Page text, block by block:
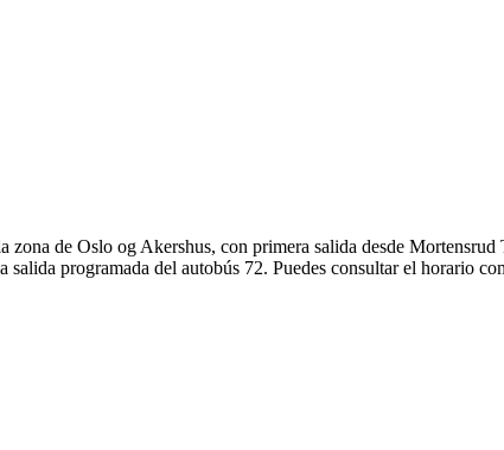
de Oslo og Akershus, con primera salida desde
programada del autobús 72. Puedes consultar el horario